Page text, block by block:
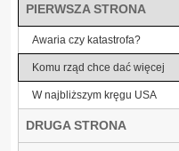
PIERWSZA STRONA
Awaria czy katastrofa?
Komu rząd chce dać więcej
W najbliższym kręgu USA
DRUGA STRONA